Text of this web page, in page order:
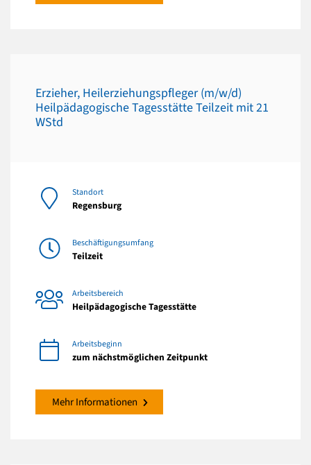
Erzieher, Heilerziehungspfleger (m/w/d)
Heilpädagogische Tagesstätte Teilzeit mit 21
WStd
Standort
Regensburg
Beschäftigungsumfang
Teilzeit
Arbeitsbereich
Heilpädagogische Tagesstätte
Arbeitsbeginn
zum nächstmöglichen Zeitpunkt
Mehr Informationen